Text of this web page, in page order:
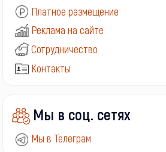
Платное размещение
Реклама на сайте
Сотрудничество
Контакты
Мы в соц. сетях
Мы в Телеграм